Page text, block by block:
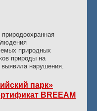
природных
природы на
выявила нарушения.
парк»
BREEAM